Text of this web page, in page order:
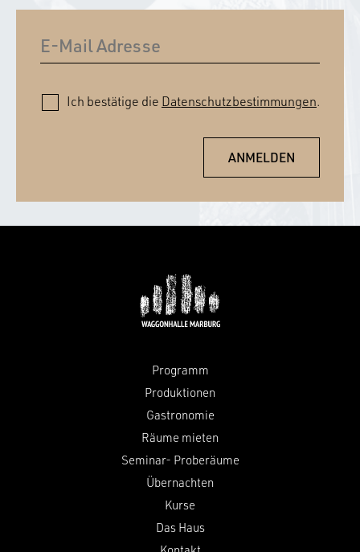
Ich bestätige die Datenschutzbestimmungen.
Programm
Produktionen
Gastronomie
Räume mieten
Seminar- Proberäume
Übernachten
Kurse
Das Haus